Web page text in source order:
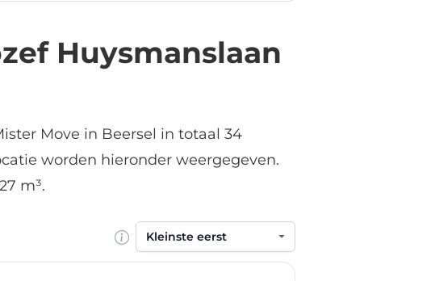
Huysmanslaan
Move in Beersel in totaal 34
worden hieronder weergegeven.
m³.
Sorteren op